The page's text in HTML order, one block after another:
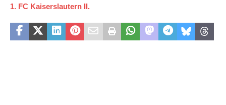
1. FC Kaiserslautern II.